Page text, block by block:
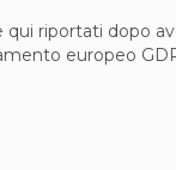
qui riportati dopo
europeo